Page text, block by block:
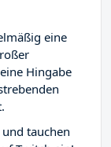
eine
Hingabe
tauchen